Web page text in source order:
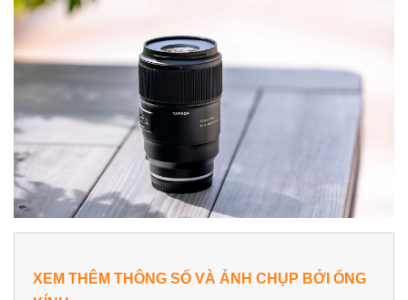
XEM THÊM THÔNG SỐ VÀ ẢNH CHỤP BỞI ỐNG